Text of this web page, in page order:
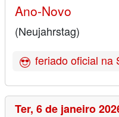
Ano-Novo
(Neujahrstag)
feriado oficial na
Ter, 6 de janeiro